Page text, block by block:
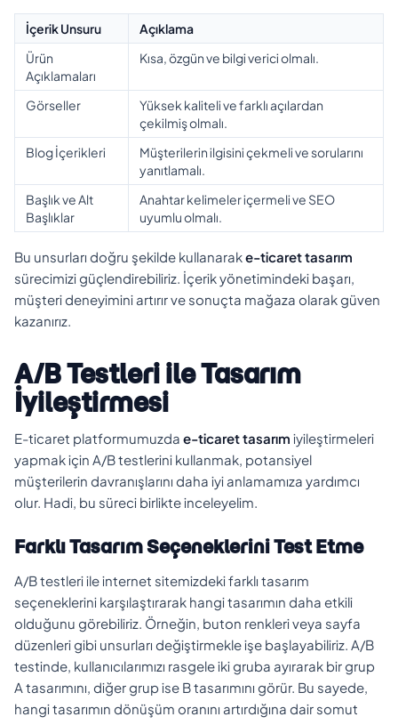
İçerik Unsuru
Açıklama
Ürün
Açıklamaları
Kısa, özgün ve bilgi verici olmalı.
Görseller
Yüksek kaliteli ve farklı açılardan
çekilmiş olmalı.
Blog İçerikleri
Müşterilerin ilgisini çekmeli ve sorularını
yanıtlamalı.
Başlık ve Alt
Başlıklar
Anahtar kelimeler içermeli ve SEO
uyumlu olmalı.
Bu unsurları doğru şekilde kullanarake-ticaret tasarım
sürecimizi güçlendirebiliriz. İçerik yönetimindeki başarı,
müşteri deneyimini artırır ve sonuçta mağaza olarak güven
kazanırız.
A/B Testleri ile Tasarım
İyileştirmesi
E-ticaret platformumuzda e-ticaret tasarım iyileştirmeleri
yapmak için A/B testlerini kullanmak, potansiyel
müşterilerin davranışlarını daha iyi anlamamıza yardımcı
olur. Hadi, bu süreci birlikte inceleyelim.
Farklı Tasarım Seçeneklerini Test Etme
A/B testleri ile internet sitemizdeki farklı tasarım
seçeneklerini karşılaştırarak hangi tasarımın daha etkili
olduğunu görebiliriz. Örneğin, buton renkleri veya sayfa
düzenleri gibi unsurları değiştirmekle işe başlayabiliriz. A/B
testinde, kullanıcılarımızı rasgele iki gruba ayırarak bir grup
A tasarımını, diğer grup ise B tasarımını görür. Bu sayede,
hangi tasarımın dönüşüm oranını artırdığına dair somut